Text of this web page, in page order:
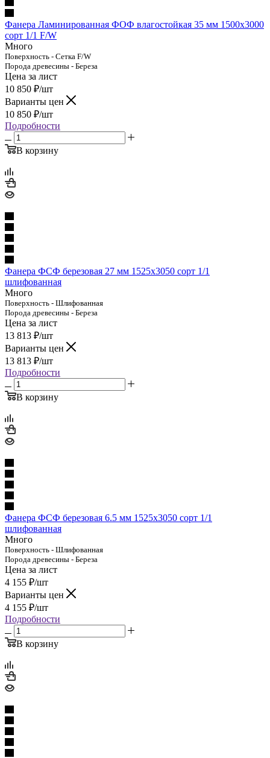
Фанера Ламинированная ФОФ влагостойкая 35 мм 1500х3000
сорт 1/1 F/W
Много
Поверхность - Сетка F/W
Порода древесины - Береза
Цена за лист
10 850 ₽/шт
Варианты цен
10 850 ₽/шт
Подробности
В корзину
Фанера ФСФ березовая 27 мм 1525х3050 сорт 1/1
шлифованная
Много
Поверхность - Шлифованная
Порода древесины - Береза
Цена за лист
13 813 ₽/шт
Варианты цен
13 813 ₽/шт
Подробности
В корзину
Фанера ФСФ березовая 6.5 мм 1525х3050 сорт 1/1
шлифованная
Много
Поверхность - Шлифованная
Порода древесины - Береза
Цена за лист
4 155 ₽/шт
Варианты цен
4 155 ₽/шт
Подробности
В корзину